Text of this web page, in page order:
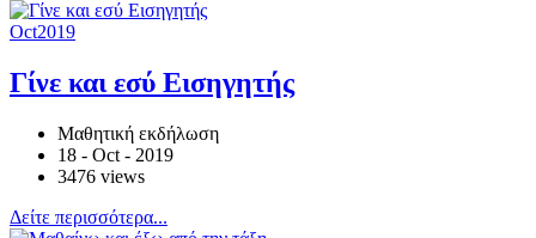
Oct2019
Γίνε και εσύ Εισηγητής
Μαθητική εκδήλωση
18 - Oct - 2019
3476 views
Δείτε περισσότερα...